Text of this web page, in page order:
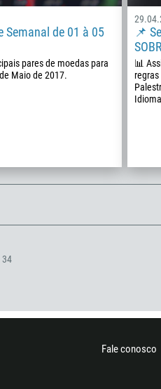
Semanal de 01 à 05
pares de moedas para
Maio de 2017.
📌
📊
regras
34
Fale conosco